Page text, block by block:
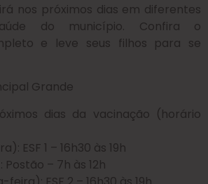
nos próximos dias em diferentes
do município. Confira o
e leve seus filhos para se
dias da vacinação (horário
ESF 1 – 16h30 às 19h
– 7h às 12h